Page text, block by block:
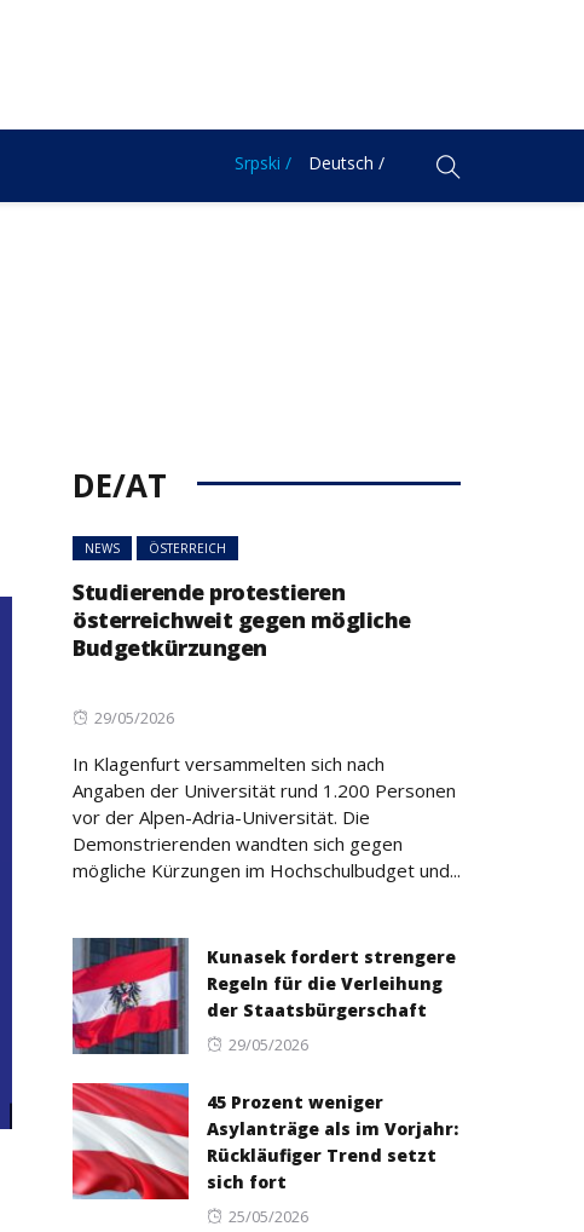
Srpski / Deutsch /
DE/AT
NEWS ÖSTERREICH
Studierende protestieren
österreichweit gegen mögliche
Budgetkürzungen
Posted
29/05/2026
In Klagenfurt versammelten sich nach
Angaben der Universität rund 1.200 Personen
vor der Alpen-Adria-Universität. Die
Demonstrierenden wandten sich gegen
mögliche Kürzungen im Hochschulbudget und...
Kunasek fordert strengere
Regeln für die Verleihung
der Staatsbürgerschaft
Posted
29/05/2026
45 Prozent weniger
Asylanträge als im Vorjahr:
Rückläufiger Trend setzt
sich fort
Posted
25/05/2026